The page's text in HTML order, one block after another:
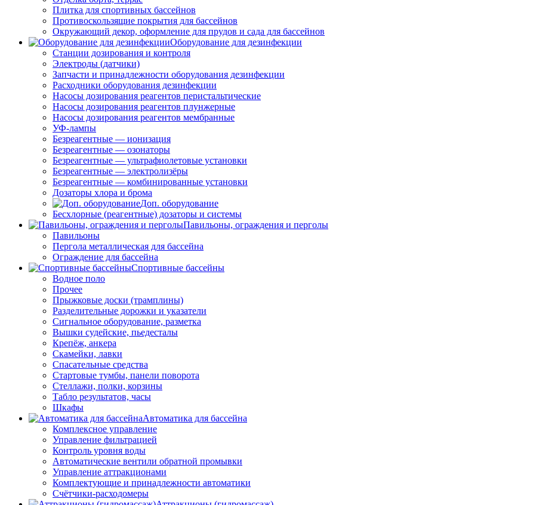
Плитка для спортивных бассейнов
Противоскользящие покрытия для бассейнов
Окружающий декор, оформление для прудов и сада для бассейнов
Оборудование для дезинфекции
Станции дозирования и контроля
Электроды (датчики)
Запчасти и принадлежности оборудования дезинфекции
Расходники оборудования дезинфекции
Насосы дозирования реагентов перистальтические
Насосы дозирования реагентов плунжерные
Насосы дозирования реагентов мембранные
УФ-лампы
Безреагентные — ионизация
Безреагентные — озонаторы
Безреагентные — ультрафиолетовые установки
Безреагентные — электролизёры
Безреагентные — комбинированные установки
Дозаторы хлора и брома
Доп. оборудование
Бесхлорные (реагентные) дозаторы и системы
Павильоны, ограждения и перголы
Павильоны
Пергола металлическая для бассейна
Ограждение для бассейна
Спортивные бассейны
Водное поло
Прочее
Прыжковые доски (трамплины)
Разделительные дорожки и указатели
Cигнальное оборудование, разметка
Вышки судейские, пьедесталы
Крепёж, анкера
Скамейки, лавки
Спасательные средства
Стартовые тумбы, панели поворота
Стеллажи, полки, корзины
Табло результатов, часы
Шкафы
Автоматика для бассейна
Комплексное управление
Управление фильтрацией
Контроль уровня воды
Автоматические вентили обратной промывки
Управление аттракционами
Комплектующие и принадлежности автоматики
Счётчики-расходомеры